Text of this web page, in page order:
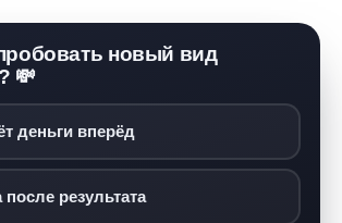
новый вид
💸
деньги вперёд
результата